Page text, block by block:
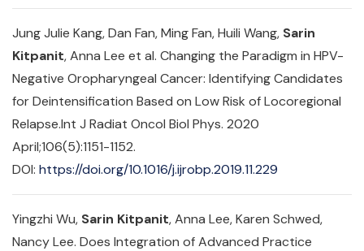
Jung Julie Kang, Dan Fan, Ming Fan, Huili Wang, Sarin
Kitpanit, Anna Lee et al. Changing the Paradigm in HPV-
Negative Oropharyngeal Cancer: Identifying Candidates
for Deintensification Based on Low Risk of Locoregional
Relapse.Int J Radiat Oncol Biol Phys. 2020
April;106(5):1151-1152.
DOI: https://doi.org/10.1016/j.ijrobp.2019.11.229
Yingzhi Wu, Sarin Kitpanit, Anna Lee, Karen Schwed,
Nancy Lee. Does Integration of Advanced Practice